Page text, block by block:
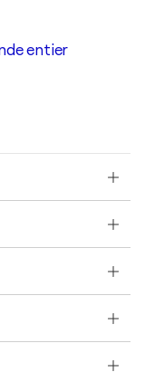
entier